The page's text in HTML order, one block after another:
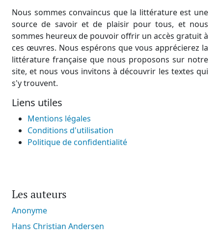
Nous sommes convaincus que la littérature est une
source de savoir et de plaisir pour tous, et nous
sommes heureux de pouvoir offrir un accès gratuit à
ces œuvres. Nous espérons que vous apprécierez la
littérature française que nous proposons sur notre
site, et nous vous invitons à découvrir les textes qui
s'y trouvent.
Liens utiles
Mentions légales
Conditions d'utilisation
Politique de confidentialité
Les auteurs
Anonyme
Hans Christian Andersen